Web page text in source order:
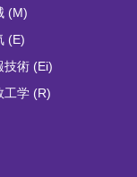
(M)
(E)
技術 (Ei)
工学 (R)